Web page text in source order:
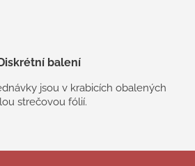
balení
jsou v krabicích obalených
strečovou fólií.